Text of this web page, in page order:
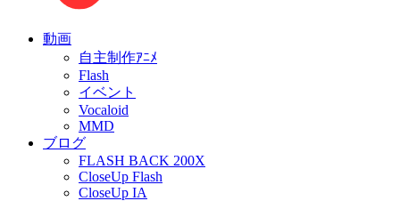
個人制作アニメを中心とした動画紹介ブログ
動画
自主制作ｱﾆﾒ
Flash
イベント
Vocaloid
MMD
ブログ
FLASH BACK 200X
CloseUp Flash
CloseUp IA